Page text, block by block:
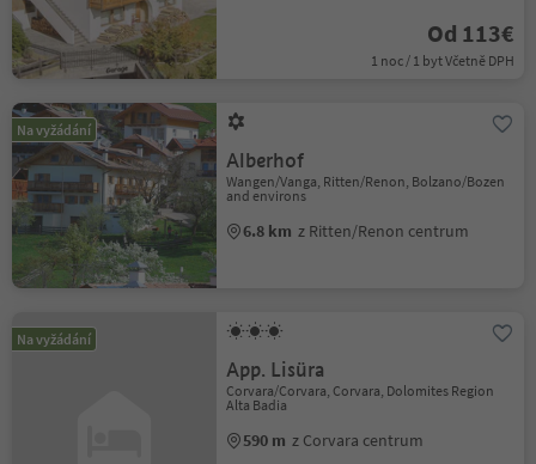
Od 113€
1 noc / 1 byt Včetně DPH
Na vyžádání
Alberhof
Wangen/Vanga, Ritten/Renon, Bolzano/Bozen
and environs
6.8 km z Ritten/Renon centrum
Na vyžádání
App. Lisüra
Corvara/Corvara, Corvara, Dolomites Region
Alta Badia
590 m z Corvara centrum